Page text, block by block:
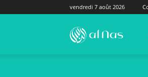
vendredi 7 août 2026
alNas.fr